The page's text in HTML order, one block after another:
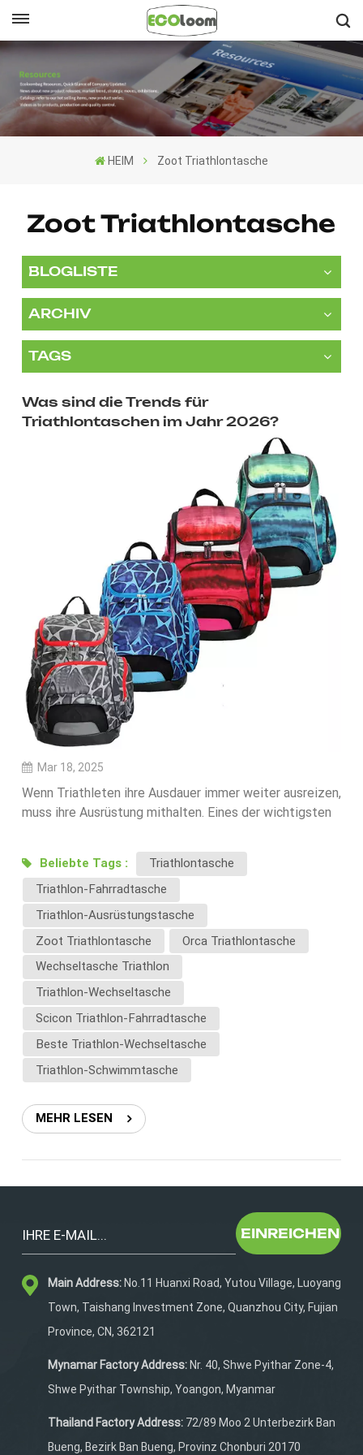
English
Français
HEIM Zoot Triathlontasche
Zoot Triathlontasche
BLOGLISTE
ARCHIV
TAGS
Was sind die Trends für
Triathlontaschen im Jahr 2026?
Mar 18, 2025
Wenn Triathleten ihre Ausdauer immer weiter ausreizen,
muss ihre Ausrüstung mithalten. Eines der wichtigsten
Must-have für den Wettkampftag, das den Wechsel
zwischen Schwimmen, Radfahren und Laufen
erleichtert. Sie bietet alle Funktionen für
Schwimmtasche, Fahrradtaschen usw. Hier erfahren Sie
auf der Grundlage von Branchenfeedback und
Marktforschung, wie sich der Markt für
Triathlontaschen entwickelt – und wie wir Marken
dabei helfen, die Führung zu übernehmen.🔍 2026
Trends: Was Sportler von einem Triathlontasche 1.
Leichte Triathlontasche mit maximaler
StabilitätTriathleten sind ständig in Bewegung – ob
beim lokalen Training oder beim internationalen Rennen.
Ein leichter Triathlon-Rucksack aus strapazierfähigem,
reißfestem Material ist dabei unerlässlich.Beliebte
Materialien für 2026: Ripstop-Nylon Recyceltes RPET
Stoffe leichte Triathlon-Ausrüstungstasche, robuster
Triathlon-Rucksack, wasserdichte Renntagestasche2.
leistungsstarke Wechseltasche für den Triathlon muss
nasse Ausrüstung wie Badeanzüge und Handtücher
durchnässen.Eigenschaften, die Sportler fordern:
Wasserdichtes Schwimmfach Drainagelöcher oder
belüftete Taschen Geruchsabweisende Futter
wasserdichte Triathlontasche, Triathlon-Rucksack mit
Nass-/Trockenfächern3. Intelligente Organisation für
Triathlon-Wechselrucksack verfügt über farbcodierte
oder mit Symbolen beschriftete Fächer für: Schuhe und
Beliebte Tags :
Triathlontasche
Triathlon-Fahrradtasche
Triathlon-Ausrüstungstasche
Zoot Triathlontasche
Orca Triathlontasche
Wechseltasche Triathlon
Triathlon-Wechseltasche
Scicon Triathlon-Fahrradtasche
Beste Triathlon-Wechseltasche
Triathlon-Schwimmtasche
MEHR LESEN
EINREICHEN
Main Address:No.11 Huanxi Road, Yutou Village, Luoyang
Town, Taishang Investment Zone, Quanzhou City, Fujian
Province, CN, 362121
Mynamar Factory Address:Nr. 40, Shwe Pyithar Zone-4,
Shwe Pyithar Township, Yoangon, Myanmar
Thailand Factory Address:72/89 Moo 2 Unterbezirk Ban
Bueng, Bezirk Ban Bueng, Provinz Chonburi 20170